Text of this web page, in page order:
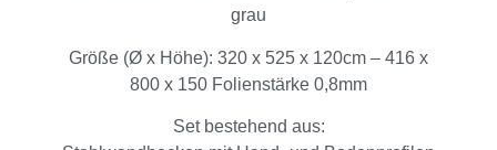
grau
Größe (Ø x Höhe): 320 x 525 x 120cm – 416 x
800 x 150 Folienstärke 0,8mm
Set bestehend aus: